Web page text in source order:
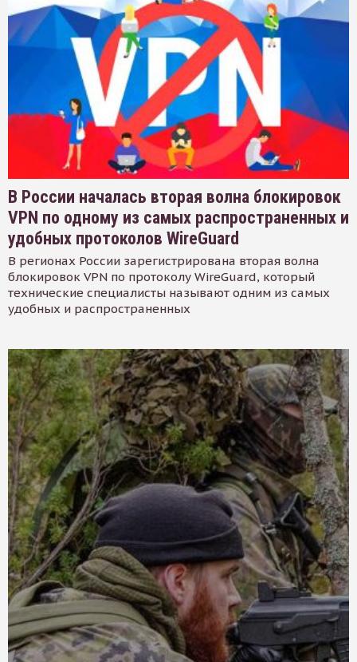
В России началась вторая волна блокировок
VPN по одному из самых распространенных и
удобных протоколов WireGuard
В регионах России зарегистрирована вторая волна
блокировок VPN по протоколу WireGuard, который
технические специалисты называют одним из самых
удобных и распространенных